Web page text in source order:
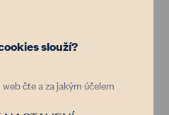
dní někde v kádi?
podívat se na
sekci. Najdete tam vše,
slouží?
čte a za jakým účelem